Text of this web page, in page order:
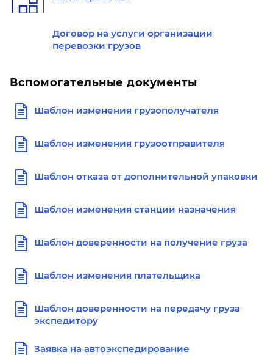
Договор на услуги организации
перевозки грузов
Вспомогательные документы
Шаблон изменения грузополучателя
Шаблон изменения грузоотправителя
Шаблон отказа от дополнительной упаковки
Шаблон изменения станции назначения
Шаблон доверенности на получение груза
Шаблон изменения плательщика
Шаблон доверенности на передачу груза
экспедитору
Заявка на автоэкспедирование